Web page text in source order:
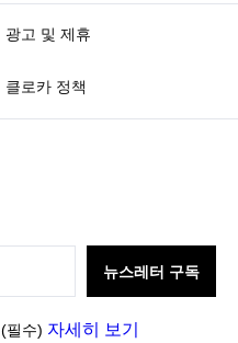
광고 및 제휴
클로카 정책
뉴스레터 구독
(필수) 자세히 보기